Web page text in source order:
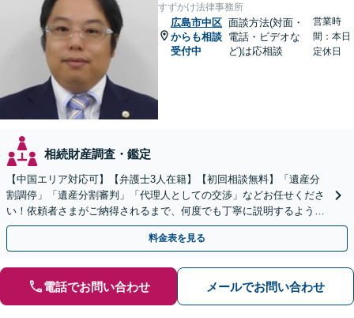
すずかけ法律事務所
広島市中区
からも相談
受付中
面談方法(対面・
電話・ビデオな
ど)は応相談
営業時
間：本日
定休日
相続財産調査・鑑定
【中国エリア対応可】【弁護士3人在籍】【初回相談無料】「遺産分
割調停」「遺産分割審判」「代理人としての交渉」などお任せくださ
い！依頼者さまがご納得されるまで、何度でも丁寧に説明するよう心
掛けています【土日祝／夜間対応可】【当日／電話相談可】
料金表を見る
電話でお問い合わせ メールでお問い合わせ